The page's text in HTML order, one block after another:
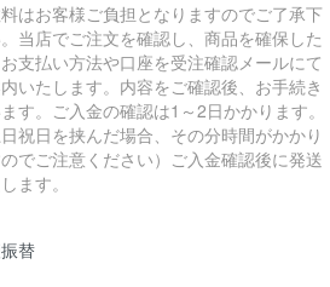
はお客様ご負担となりますのでご了承下
当店でご注文を確認し、商品を確保した
支払い方法や口座を受注確認メールにて
いたします。内容をご確認後、お手続き
す。ご入金の確認は1～2日かかります。
日祝日を挟んだ場合、その分時間がかかり
でご注意ください）ご入金確認後に発送
ます。
替